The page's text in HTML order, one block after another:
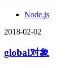
Node.js
2018-02-02
global对象